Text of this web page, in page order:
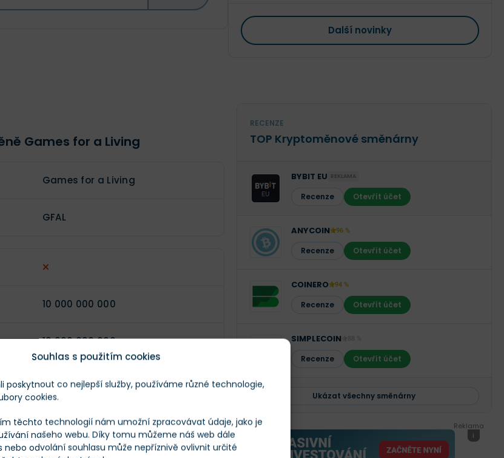
Souhlas s použitím cookies
poskytnout co nejlepší služby, používáme různé technologie,
cookies.
těchto technologií nám umožní zpracovávat údaje, jako je
našeho webu. Díky tomu můžeme náš web dále
nebo odvolání souhlasu může nepříznivě ovlivnit určité
Další novinky
Games for a Living
Games for a Living
GFAL
10 000 000 000
10 000 000 000
$217,6
$7 950 096
-0,28 %
RECENZE
TOP Kryptoměnové směnárny
BYBIT EU REKLAMA
Recenze Otevřít účet
ANYCOIN 96 %
Recenze Otevřít účet
COINERO 94 %
Recenze Otevřít účet
SIMPLECOIN
Recenze Otevřít účet
Ukázat všechny směnárny
Reklama
i